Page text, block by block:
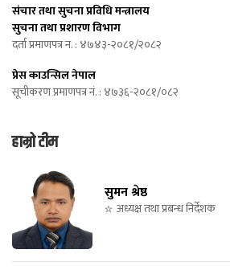
संचार तथा सुचना प्रविधि मन्त्रालय
सुचना तथा प्रशारण विभाग
दर्ता प्रमाणपत्र न. : ४७४३-२०८१/२०८२
प्रेस काउन्सिल नेपाल
सूचीकरण प्रमाणपत्र नं. : ४७३६-२०८१/०८२
हाम्रो टीम
सुमन श्रेष्ठ
अध्यक्ष तथा प्रबन्ध निर्देशक